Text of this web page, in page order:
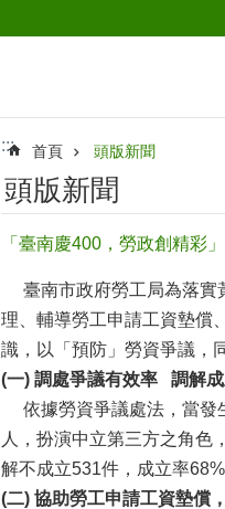
::: 首頁 頭版新聞
頭版新聞
「臺南慶400，勞政創精彩
臺南市政府勞工局為落實
理、輔導勞工申請工資墊償
識，以「預防」勞資爭議，
(一) 調處爭議有效率 調解
依據勞資爭議處法，當發
人，扮演中立第三方之角色
解不成立531件，成立率
(二) 協助勞工申請工資墊償